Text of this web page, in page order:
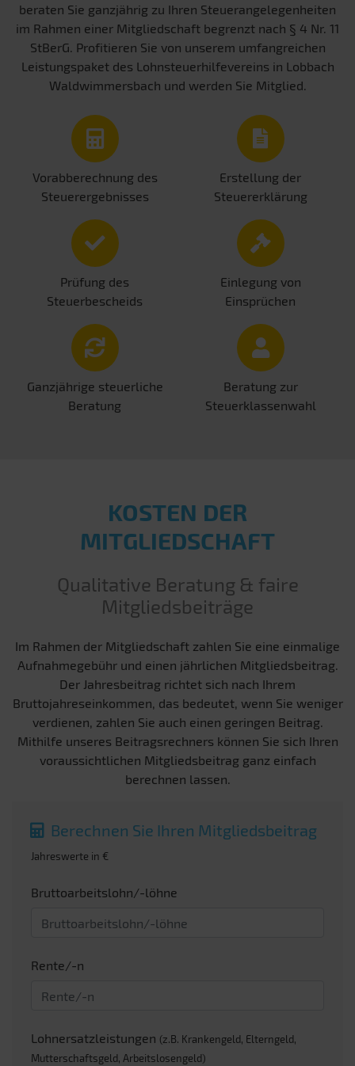
beraten Sie ganzjährig zu Ihren Steuerangelegenheiten
im Rahmen einer Mitgliedschaft begrenzt nach § 4 Nr. 11
StBerG. Profitieren Sie von unserem umfangreichen
Leistungspaket des Lohnsteuerhilfevereins in Lobbach
Waldwimmersbach und werden Sie Mitglied.
Vorabberechnung des
Steuerergebnisses
Erstellung der
Steuererklärung
Prüfung des
Steuerbescheids
Einlegung von
Einsprüchen
Ganzjährige steuerliche
Beratung
Beratung zur
Steuerklassenwahl
KOSTEN DER
MITGLIEDSCHAFT
Qualitative Beratung & faire
Mitgliedsbeiträge
Im Rahmen der Mitgliedschaft zahlen Sie eine einmalige
Aufnahmegebühr und einen jährlichen Mitgliedsbeitrag.
Der Jahresbeitrag richtet sich nach Ihrem
Bruttojahreseinkommen, das bedeutet, wenn Sie weniger
verdienen, zahlen Sie auch einen geringen Beitrag.
Mithilfe unseres Beitragsrechners können Sie sich Ihren
voraussichtlichen Mitgliedsbeitrag ganz einfach
berechnen lassen.
Berechnen Sie Ihren Mitgliedsbeitrag
Jahreswerte in €
Bruttoarbeitslohn/-löhne
Rente/-n
Lohnersatzleistungen (z.B. Krankengeld, Elterngeld,
Mutterschaftsgeld, Arbeitslosengeld)